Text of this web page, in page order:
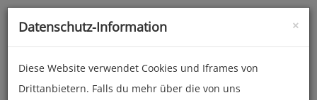
Toggle
×
Datenschutz-Information
Diese Website verwendet Cookies und Iframes von
Drittanbietern. Falls du mehr über die von uns